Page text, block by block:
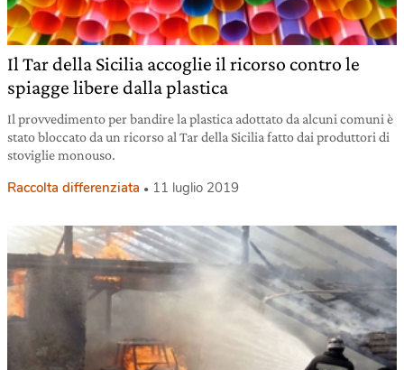
Il Tar della Sicilia accoglie il ricorso contro le
spiagge libere dalla plastica
Il provvedimento per bandire la plastica adottato da alcuni comuni è
stato bloccato da un ricorso al Tar della Sicilia fatto dai produttori di
stoviglie monouso.
Raccolta differenziata 11 luglio 2019